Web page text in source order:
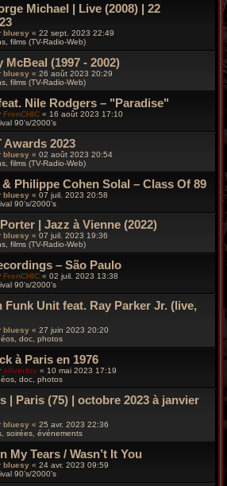
Michael | Live (2008) | 22
bluesy « 22 sept. 2023 22:49
films (TV-Radio-Web)
McBeal (1997 - 2002)
bluesy « 26 août 2023 20:29
films (TV-Radio-Web)
Nile Rodgers – "Paradise"
FrenCHIC « 16 août 2023 17:10
90’s/2000’s
Awards 2023
bluesy « 02 août 2023 20:54
films (TV-Radio-Web)
Philippe Cohen Solal – Class Of 89
bluesy « 07 juil. 2023 20:58
90’s/2000’s
| Jazz à Vienne (2022)
bluesy « 07 juil. 2023 19:36
films (TV-Radio-Web)
– São Paulo
FrenCHIC « 02 juil. 2023 13:38
90’s/2000’s
Funk Unit feat. Ray Parker Jr. (live,
bluesy « 27 juin 2023 20:20
doc, photos
à Paris en 1976
silverfox « 10 mai 2023 17:19
doc, photos
| Paris (75) | octobre 2023 à janvier
bluesy « 25 avr. 2023 22:36
soirées, événements
My Tears / Wasn’t It You
bluesy « 24 avr. 2023 09:59
90’s/2000’s